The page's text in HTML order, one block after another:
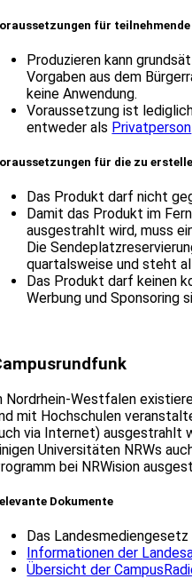
für teilnehmende
Produzieren kann
Vorgaben aus dem
keine Anwendung.
Voraussetzung ist
entweder als Privatperson
für die zu
Das Produkt darf nicht
Damit das Produkt im
ausgestrahlt wird, muss
Die
quartalsweise und steht
Das Produkt darf keinen
Werbung und Sponsoring
Nordrhein-Westfalen
mit Hochschulen
via Internet) ausgestrahlt
Universitäten NRWs
bei NRWision
Dokumente
Das
Informationen der
Übersicht der